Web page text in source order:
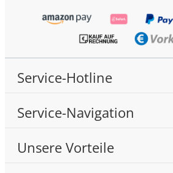
Service-Hotline
Service-Navigation
Unsere Vorteile